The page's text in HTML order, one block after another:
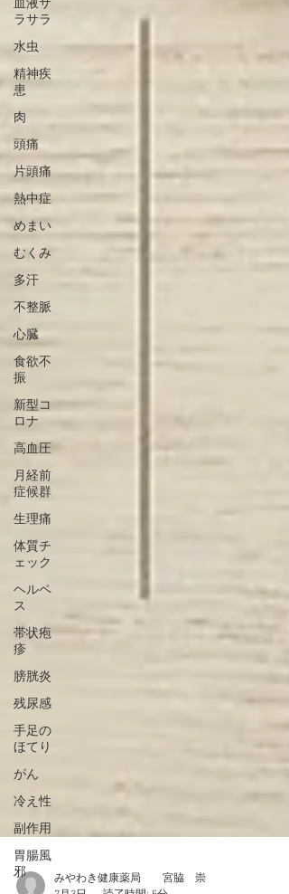
血液サ
ラサラ
水虫
精神疾
患
肉
頭痛
片頭痛
熱中症
めまい
むくみ
多汗
不整脈
心臓
食欲不
振
新型コ
ロナ
高血圧
月経前
症候群
生理痛
体質チ
ェック
ヘルペ
ス
帯状疱
疹
膀胱炎
残尿感
手足の
ほてり
がん
冷え性
副作用
胃腸風
邪